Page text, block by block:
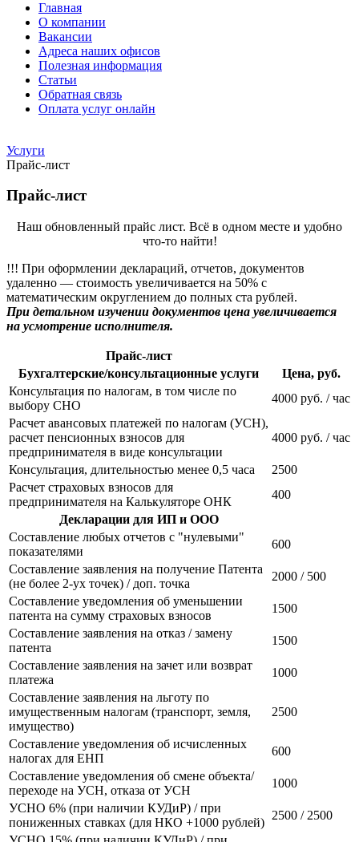
Главная
О компании
Вакансии
Адреса наших офисов
Полезная информация
Статьи
Обратная связь
Оплата услуг онлайн
Услуги
Прайс-лист
Прайс-лист
Наш обновленный прайс лист. Всё в одном месте и удобно
что-то найти!
!!! При оформлении деклараций, отчетов, документов
удаленно — стоимость увеличивается на 50% с
математическим округлением до полных ста рублей.
При детальном изучении документов цена увеличивается
на усмотрение исполнителя.
Прайс-лист
Бухгалтерские/консультационные услуги
Цена, руб.
Консультация по налогам, в том числе по
выбору СНО
4000 руб. / час
Расчет авансовых платежей по налогам (УСН),
расчет пенсионных взносов для
предпринимателя в виде консультации
4000 руб. / час
Консультация, длительностью менее 0,5 часа
2500
Расчет страховых взносов для
предпринимателя на Калькуляторе ОНК
400
Декларации для ИП и ООО
Составление любых отчетов с "нулевыми"
показателями
600
Составление заявления на получение Патента
(не более 2-ух точек) / доп. точка
2000 / 500
Составление уведомления об уменьшении
патента на сумму страховых взносов
1500
Составление заявления на отказ / замену
патента
1500
Составление заявления на зачет или возврат
платежа
1000
Составление заявления на льготу по
имущественным налогам (транспорт, земля,
имущество)
2500
Составление уведомления об исчисленных
налогах для ЕНП
600
Составление уведомления об смене объекта/
переходе на УСН, отказа от УСН
1000
УСНО 6% (при наличии КУДиР) / при
пониженных ставках (для НКО +1000 рублей)
2500 / 2500